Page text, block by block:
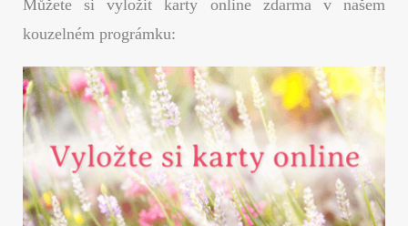
Můžete si vyložit karty online zdarma v našem
kouzelném prográmku: